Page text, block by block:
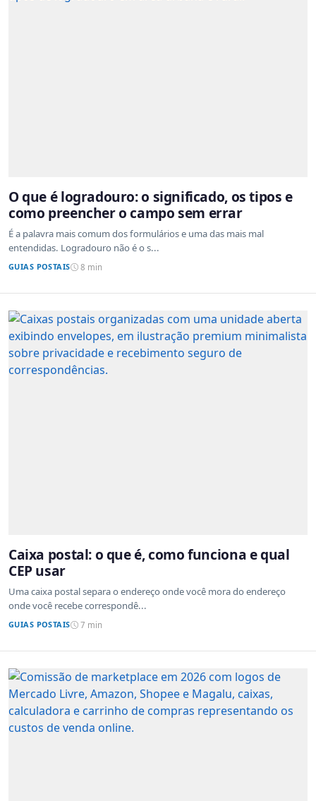
O que é logradouro: o significado, os tipos e
como preencher o campo sem errar
É a palavra mais comum dos formulários e uma das mais mal
entendidas. Logradouro não é o s...
GUIAS POSTAIS 8 min
Caixa postal: o que é, como funciona e qual
CEP usar
Uma caixa postal separa o endereço onde você mora do endereço
onde você recebe correspondê...
GUIAS POSTAIS 7 min